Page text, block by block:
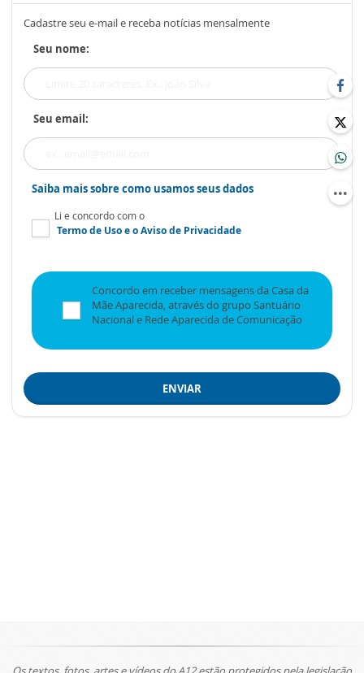
Cadastre seu e-mail e receba notícias mensalmente
Seu nome:
Seu email:
Saiba mais sobre como usamos seus dados
Li e concordo com o
Termo de Usoe oAviso de Privacidade
Concordo em receber mensagens da Casa da
Mãe Aparecida, através do grupo Santuário
Nacional e Rede Aparecida de Comunicação
ENVIAR